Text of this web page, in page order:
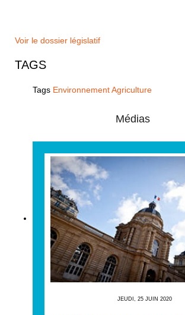
Voir le dossier législatif
TAGS
Tags Environnement Agriculture
Médias
JEUDI, 25 JUIN 2020